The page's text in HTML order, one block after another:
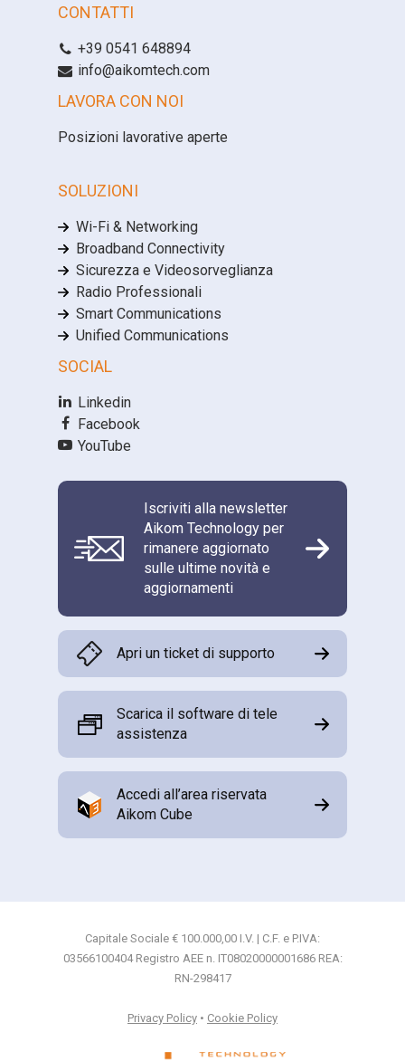
CONTATTI
+39 0541 648894
info@aikomtech.com
LAVORA CON NOI
Posizioni lavorative aperte
SOLUZIONI
Wi-Fi & Networking
Broadband Connectivity
Sicurezza e Videosorveglianza
Radio Professionali
Smart Communications
Unified Communications
SOCIAL
Linkedin
Facebook
YouTube
Iscriviti alla newsletter
Aikom Technology per
rimanere aggiornato
sulle ultime novità e
aggiornamenti
Apri un ticket di supporto
Scarica il software di tele
assistenza
Accedi all’area riservata
Aikom Cube
Capitale Sociale € 100.000,00 I.V. | C.F. e P.IVA:
03566100404 Registro AEE n. IT08020000001686 REA:
RN-298417
Privacy Policy • Cookie Policy